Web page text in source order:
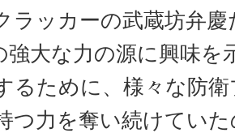
ラッカーの武蔵坊弁慶
強大な力の源に興味を
るために、様々な防
つ力を奪い続けてい